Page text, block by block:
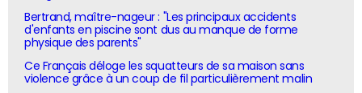
Bertrand, maître-nageur : "Les principaux accidents
d'enfants en piscine sont dus au manque de forme
physique des parents"
Ce Français déloge les squatteurs de sa maison sans
violence grâce à un coup de fil particulièrement malin